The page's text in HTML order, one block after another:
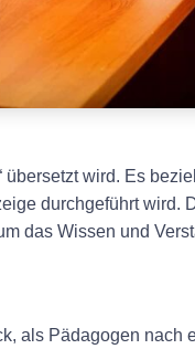
wird. Es
durchgeführt wird.
das Wissen und
als Pädagogen